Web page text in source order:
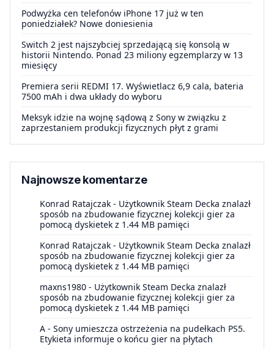
Podwyżka cen telefonów iPhone 17 już w ten
poniedziałek? Nowe doniesienia
Switch 2 jest najszybciej sprzedającą się konsolą w
historii Nintendo. Ponad 23 miliony egzemplarzy w 13
miesięcy
Premiera serii REDMI 17. Wyświetlacz 6,9 cala, bateria
7500 mAh i dwa układy do wyboru
Meksyk idzie na wojnę sądową z Sony w związku z
zaprzestaniem produkcji fizycznych płyt z grami
Najnowsze komentarze
Konrad Ratajczak - Użytkownik Steam Decka znalazł
sposób na zbudowanie fizycznej kolekcji gier za
pomocą dyskietek z 1.44 MB pamięci
Konrad Ratajczak - Użytkownik Steam Decka znalazł
sposób na zbudowanie fizycznej kolekcji gier za
pomocą dyskietek z 1.44 MB pamięci
maxns1980 - Użytkownik Steam Decka znalazł
sposób na zbudowanie fizycznej kolekcji gier za
pomocą dyskietek z 1.44 MB pamięci
A - Sony umieszcza ostrzeżenia na pudełkach PS5.
Etykieta informuje o końcu gier na płytach